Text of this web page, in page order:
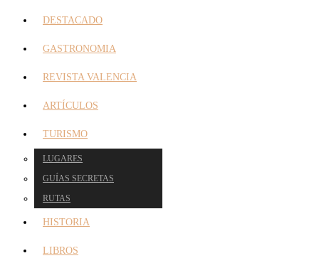
DESTACADO
GASTRONOMIA
REVISTA VALENCIA
ARTÍCULOS
TURISMO
LUGARES
GUÍAS SECRETAS
RUTAS
HISTORIA
LIBROS